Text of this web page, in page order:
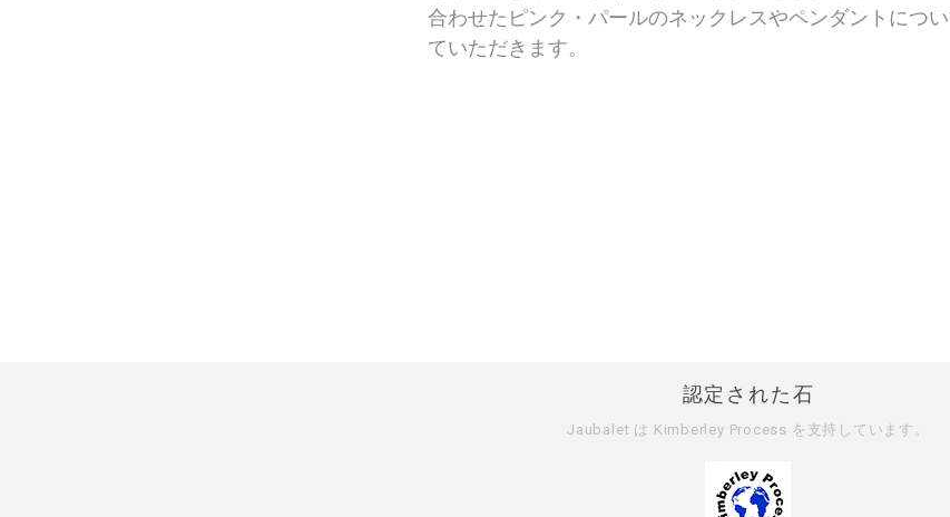
合わせたピンク・パールのネックレスやペンダントにつ
ていただきます。
認定された石
Jaubalet は Kimberley Process を支持しています。